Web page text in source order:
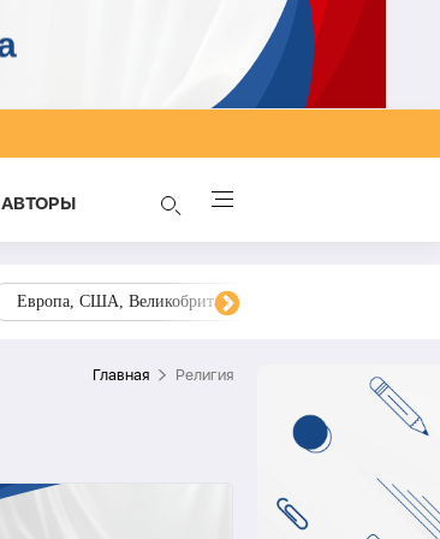
AВТОРЫ
Европа, США, Великобритания, Украина, Запад,
Главная Религия